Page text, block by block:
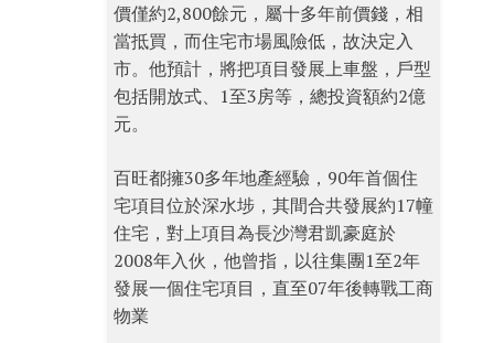
價僅約2,800餘元，屬十多年前價錢，相
當抵買，而住宅市場風險低，故決定入
市。他預計，將把項目發展上車盤，戶型
包括開放式、1至3房等，總投資額約2億
元。
百旺都擁30多年地產經驗，90年首個住
宅項目位於深水埗，其間合共發展約17幢
住宅，對上項目為長沙灣君凱豪庭於
2008年入伙，他曾指，以往集團1至2年
發展一個住宅項目，直至07年後轉戰工商
物業